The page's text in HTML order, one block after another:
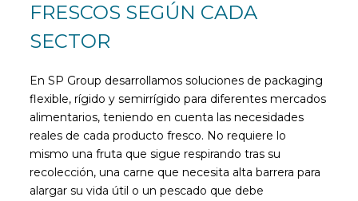
FRESCOS SEGÚN CADA
SECTOR
En SP Group desarrollamos soluciones de packaging
flexible, rígido y semirrígido para diferentes mercados
alimentarios, teniendo en cuenta las necesidades
reales de cada producto fresco. No requiere lo
mismo una fruta que sigue respirando tras su
recolección, una carne que necesita alta barrera para
alargar su vida útil o un pescado que debe